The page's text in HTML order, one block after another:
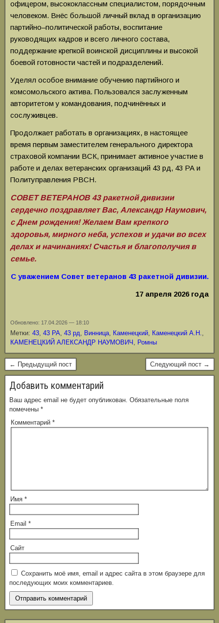
офицером, высококлассным специалистом, порядочным
человеком. Внёс большой личный вклад в организацию
партийно–политической работы, воспитание
руководящих кадров и всего личного состава,
поддержание крепкой воинской дисциплины и высокой
боевой готовности частей и подразделений.
Уделял особое внимание обучению партийного и
комсомольского актива. Пользовался заслуженным
авторитетом у командования, подчинённых и
сослуживцев.
Продолжает работать в организациях, в настоящее
время первым заместителем генерального директора
страховой компании ВСК, принимает активное участие в
работе и делах ветеранских организаций 43 рд, 43 РА и
Политуправления РВСН.
СОВЕТ ВЕТЕРАНОВ 43 ракетной дивизии
сердечно поздравляет Вас, Александр Наумович,
с Днем рождения! Желаем Вам крепкого
здоровья, мирного неба, успехов и удачи во всех
делах и начинаниях! Счастья и благополучия в
семье.
С уважением Совет ветеранов 43 ракетной дивизии.
17 апреля 2026 года
Обновлено: 17.04.2026 — 18:10
Метки: 43, 43 РА, 43 рд, Винница, Каменецкий, Каменецкий А.Н.,
КАМЕНЕЦКИЙ АЛЕКСАНДР НАУМОВИЧ , Ромны
← Предыдущий пост Следующий пост →
Добавить комментарий
Ваш адрес email не будет опубликован. Обязательные поля
помечены *
Комментарий *
Имя *
Email *
Сайт
Сохранить моё имя, email и адрес сайта в этом браузере для
последующих моих комментариев.